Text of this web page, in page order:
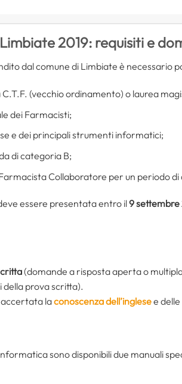
2019: requisiti e
dal comune di Limbiate è necessario
(vecchio ordinamento) o laurea
dei Farmacisti;
e dei principali strumenti informatici;
di categoria B;
Collaboratore per un periodo di
essere presentata entro il9 settembre
(domande a risposta aperta o
della prova scritta).
accertata laconoscenza dell’inglesee delle
sono disponibili due manuali